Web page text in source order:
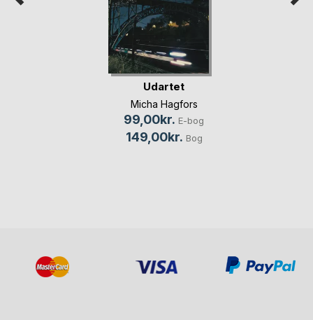
Udartet
Micha Hagfors
99,00kr. E-bog
149,00kr. Bog